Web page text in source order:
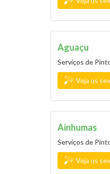
Aguaçu
Serviços de
Veja os
Ainhumas
Serviços de
Veja os